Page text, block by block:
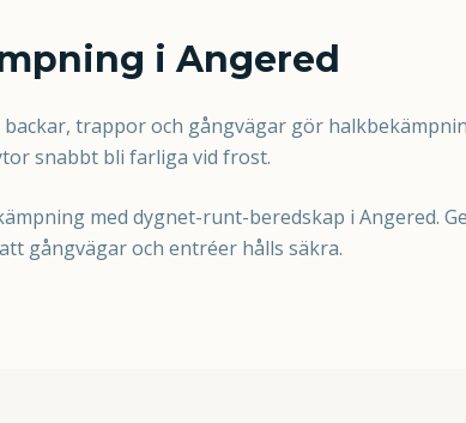
i Angered
trappor och gångvägar gör
snabbt bli farliga vid frost.
med dygnet-runt-beredskap i Angered.
gångvägar och entréer hålls säkra.